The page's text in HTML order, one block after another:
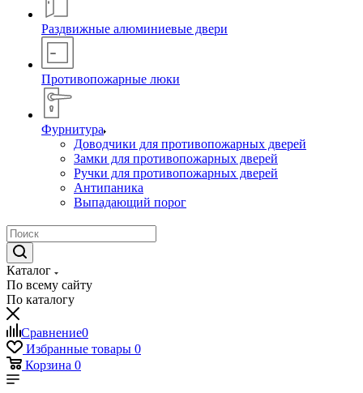
Раздвижные алюминиевые двери
Противопожарные люки
Фурнитура
Доводчики для противопожарных дверей
Замки для противопожарных дверей
Ручки для противопожарных дверей
Антипаника
Выпадающий порог
Каталог
По всему сайту
По каталогу
Сравнение0
Избранные товары 0
Корзина 0